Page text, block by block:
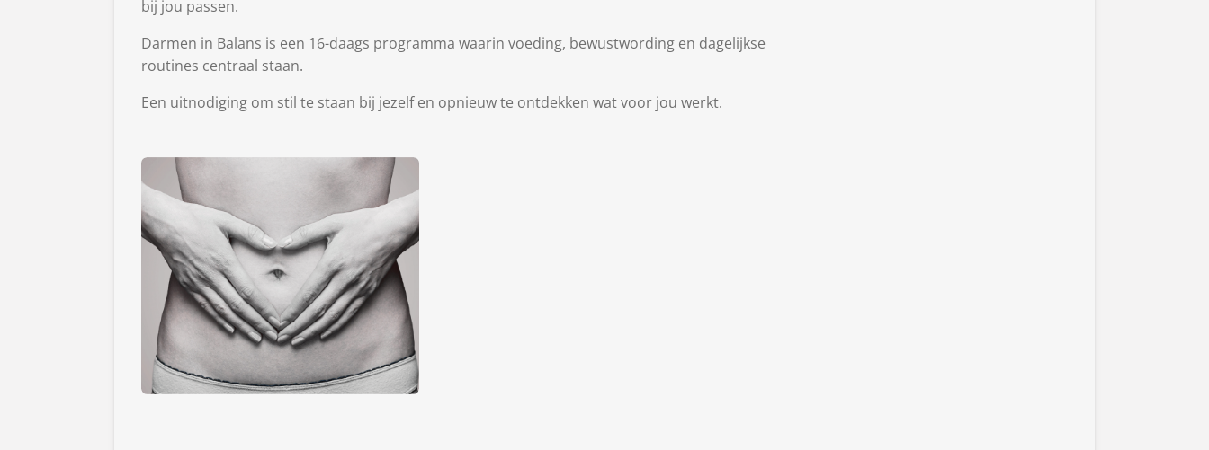
bij jou passen.
Darmen in Balans is een 16-daags programma waarin voeding, bewustwording en dagelijkse
routines centraal staan.
Een uitnodiging om stil te staan bij jezelf en opnieuw te ontdekken wat voor jou werkt.